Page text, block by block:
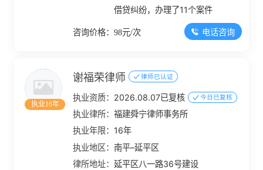
借贷纠纷，办理了11个案件
咨询价格：98元/次 电话咨询
执业16年
谢福荣律师 律师已认证
执业资质： 2026.08.07已复核 今日已复核
执业律所：福建舜宁律师事务所
执业年限： 16年
执业地区：南平–延平区
律所地址：延平区八一路36号建设